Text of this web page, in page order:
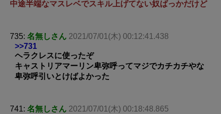
中途半端なマスレベでスキル上げてない奴ばっかだけど
735: 名無しさん 2021/07/01(木) 00:12:41.438
>>731
ヘラクレスに使ったぞ
キャストリアマーリン卑弥呼ってマジでカチカチやな
卑弥呼引いとけばよかった
741: 名無しさん 2021/07/01(木) 00:18:48.865